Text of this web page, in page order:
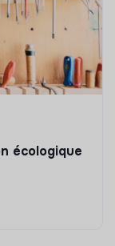
écologique